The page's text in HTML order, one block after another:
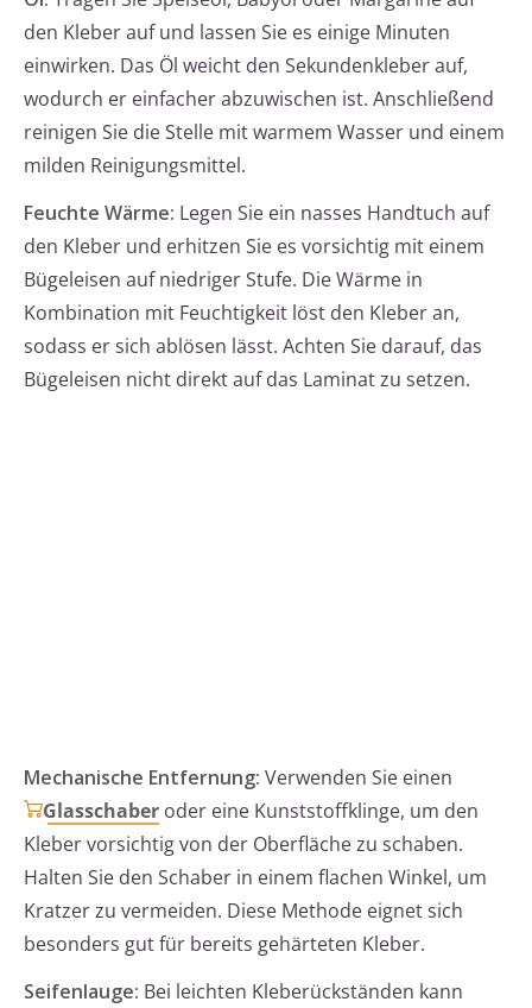
den Kleber auf und lassen Sie es einige Minuten
einwirken. Das Öl weicht den Sekundenkleber auf,
wodurch er einfacher abzuwischen ist. Anschließend
reinigen Sie die Stelle mit warmem Wasser und einem
milden Reinigungsmittel.
Feuchte Wärme: Legen Sie ein nasses Handtuch auf
den Kleber und erhitzen Sie es vorsichtig mit einem
Bügeleisen auf niedriger Stufe. Die Wärme in
Kombination mit Feuchtigkeit löst den Kleber an,
sodass er sich ablösen lässt. Achten Sie darauf, das
Bügeleisen nicht direkt auf das Laminat zu setzen.
Mechanische Entfernung: Verwenden Sie einen
Glasschaber oder eine Kunststoffklinge, um den
Kleber vorsichtig von der Oberfläche zu schaben.
Halten Sie den Schaber in einem flachen Winkel, um
Kratzer zu vermeiden. Diese Methode eignet sich
besonders gut für bereits gehärteten Kleber.
Seifenlauge: Bei leichten Kleberückständen kann